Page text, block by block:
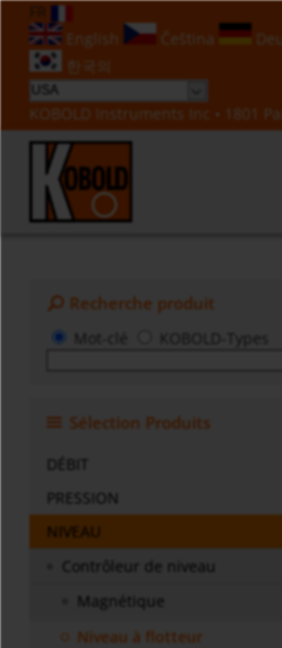
English
Čeština
한국의
KOBOLD Instruments Inc • 1801
Recherche produit
Mot-clé KOBOLD-Types
Sélection Produits
DÉBIT
PRESSION
NIVEAU
Contrôleur de niveau
Magnétique
Niveau à flotteur